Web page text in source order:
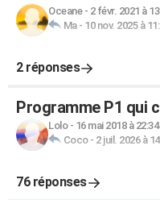
Oceane- 2 févr. 2021 à
Ma- 10 nov. 2025 à
2 réponses
Programme P1 qui
Lolo- 16 mai 2018 à 22:34
Coco- 2 juil. 2026 à
76 réponses